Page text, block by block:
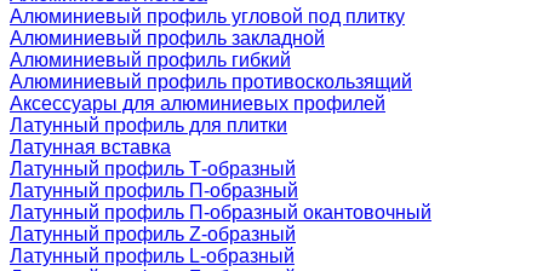
Алюминиевый профиль угловой под плитку
Алюминиевый профиль закладной
Алюминиевый профиль гибкий
Алюминиевый профиль противоскользящий
Аксессуары для алюминиевых профилей
Латунный профиль для плитки
Латунная вставка
Латунный профиль Т-образный
Латунный профиль П-образный
Латунный профиль П-образный окантовочный
Латунный профиль Z-образный
Латунный профиль L-образный